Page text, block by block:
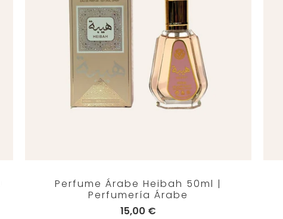
Perfume Árabe Heibah 50ml |
Perfumería Árabe
15,00 €